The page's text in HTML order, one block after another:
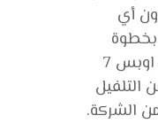
أي
لتطبيق قلتش زومبي بلاك اوبس 7
التلفيل
الشركة.